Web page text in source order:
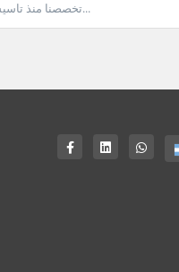
تخصصنا منذ تاسيس مربع بعام 2004 على خدمات الاستضافة فقط كانت هناك محاولات عديدة من ادارة مربع...